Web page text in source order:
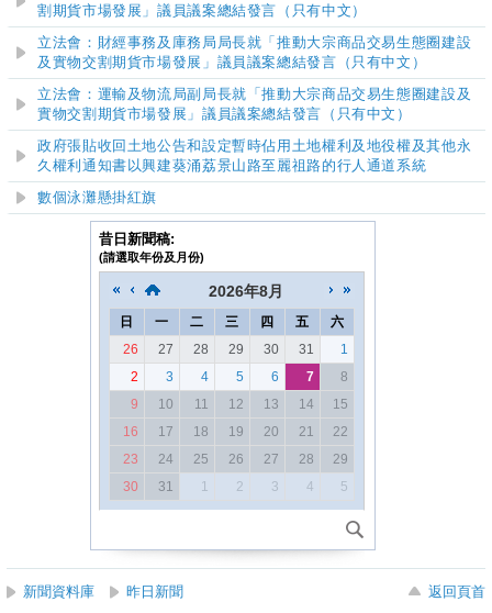
割期貨市場發展」議員議案總結發言（只有中文）
立法會：財經事務及庫務局局長就「推動大宗商品交易生態圈建設
及實物交割期貨市場發展」議員議案總結發言（只有中文）
立法會：運輸及物流局副局長就「推動大宗商品交易生態圈建設及
實物交割期貨市場發展」議員議案總結發言（只有中文）
政府張貼收回土地公告和設定暫時佔用土地權利及地役權及其他永
久權利通知書以興建葵涌荔景山路至麗祖路的行人通道系統
數個泳灘懸掛紅旗
昔日新聞稿:
(請選取年份及月份)
2026年8月
日 一 二 三 四 五
六
26
27 28 29 30 31
1
2
3 4 5 6 7
8
9
10 11 12 13 14
15
16
17 18 19 20 21
22
23
24 25 26 27 28
29
30
31 1 2 3 4 5
新聞資料庫 昨日新聞 返回頁首